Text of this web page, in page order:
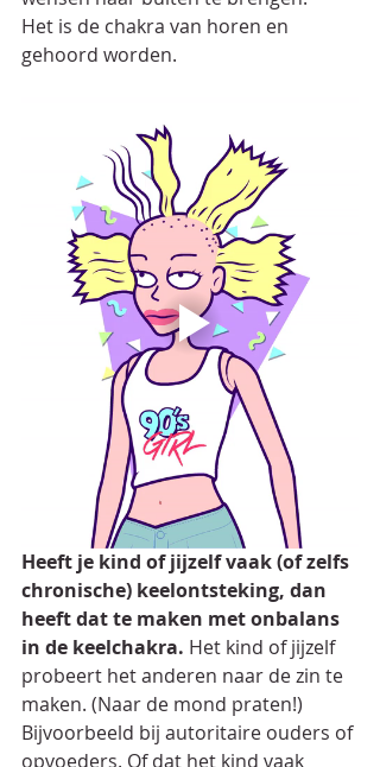
Het is de chakra van horen en
gehoord worden.
Heeft je kind of jijzelf vaak (of zelfs
chronische) keelontsteking, dan
heeft dat te maken met onbalans
in de keelchakra. Het kind of jijzelf
probeert het anderen naar de zin te
maken. (Naar de mond praten!)
Bijvoorbeeld bij autoritaire ouders of
opvoeders. Of dat het kind vaak